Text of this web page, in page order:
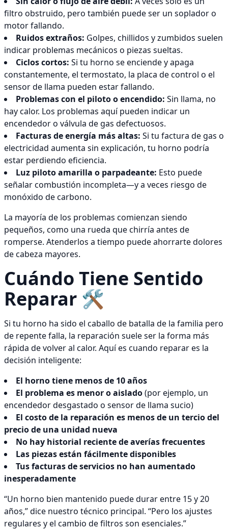
filtro obstruido, pero también puede ser un soplador o
motor fallando.
Ruidos extraños: Golpes, chillidos y zumbidos suelen
indicar problemas mecánicos o piezas sueltas.
Ciclos cortos: Si tu horno se enciende y apaga
constantemente, el termostato, la placa de control o el
sensor de llama pueden estar fallando.
Problemas con el piloto o encendido: Sin llama, no
hay calor. Los problemas aquí pueden indicar un
encendedor o válvula de gas defectuosos.
Facturas de energía más altas: Si tu factura de gas o
electricidad aumenta sin explicación, tu horno podría
estar perdiendo eficiencia.
Luz piloto amarilla o parpadeante: Esto puede
señalar combustión incompleta—y a veces riesgo de
monóxido de carbono.
La mayoría de los problemas comienzan siendo
pequeños, como una rueda que chirría antes de
romperse. Atenderlos a tiempo puede ahorrarte dolores
de cabeza mayores.
Cuándo Tiene Sentido
Reparar 🛠️
Si tu horno ha sido el caballo de batalla de la familia pero
de repente falla, la reparación suele ser la forma más
rápida de volver al calor. Aquí es cuando reparar es la
decisión inteligente:
El horno tiene menos de 10 años
El problema es menor o aislado(por ejemplo, un
encendedor desgastado o sensor de llama sucio)
El costo de la reparación es menos de un tercio del
precio de una unidad nueva
No hay historial reciente de averías frecuentes
Las piezas están fácilmente disponibles
Tus facturas de servicios no han aumentado
inesperadamente
“Un horno bien mantenido puede durar entre 15 y 20
años,” dice nuestro técnico principal. “Pero los ajustes
regulares y el cambio de filtros son esenciales.”